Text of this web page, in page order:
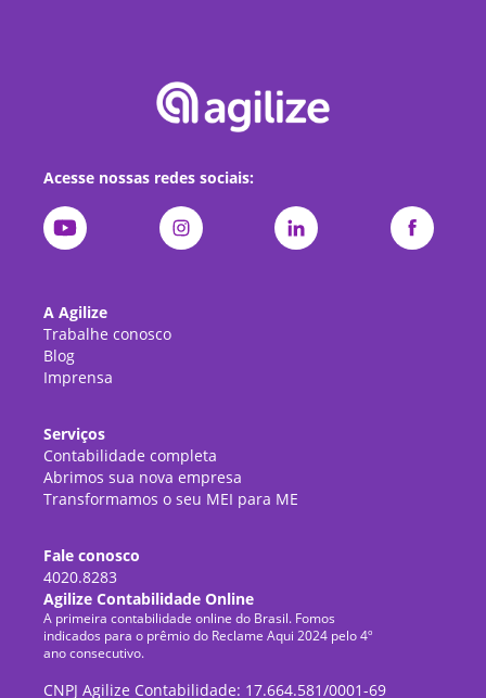
Acesse nossas redes sociais:
A Agilize
Trabalhe conosco
Blog
Imprensa
Serviços
Contabilidade completa
Abrimos sua nova empresa
Transformamos o seu MEI para ME
Fale conosco
4020.8283
Agilize Contabilidade Online
A primeira contabilidade online do Brasil. Fomos
indicados para o prêmio do Reclame Aqui 2024 pelo 4º
ano consecutivo.
CNPJ Agilize Contabilidade: 17.664.581/0001-69